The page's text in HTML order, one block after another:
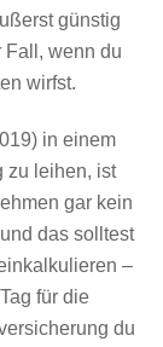
günstig
Fall, wenn du
wirfst.
in einem
zu leihen, ist
gar kein
das solltest
–
für die
du